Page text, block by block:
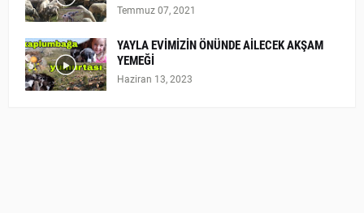
Temmuz 07, 2021
YAYLA EVİMİZİN ÖNÜNDE AİLECEK AKŞAM
YEMEĞİ
Haziran 13, 2023